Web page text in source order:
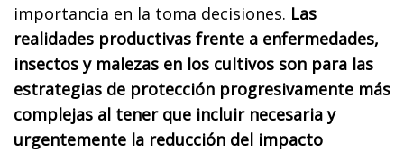
importancia en la toma decisiones. Las
realidades productivas frente a enfermedades,
insectos y malezas en los cultivos son para las
estrategias de protección progresivamente más
complejas al tener que incluir necesaria y
urgentemente la reducción del impacto